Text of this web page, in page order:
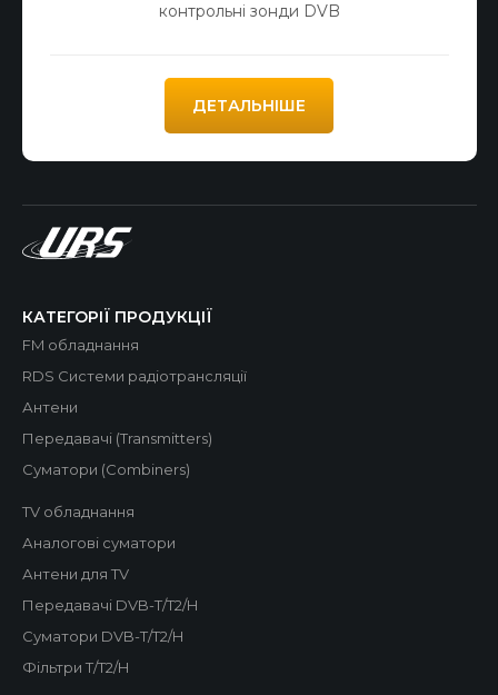
контрольні зонди DVB
ДЕТАЛЬНІШЕ
КАТЕГОРІЇ ПРОДУКЦІЇ
FM обладнання
RDS Системи радіотрансляції
Антени
Передавачі (Transmitters)
Суматори (Combiners)
TV обладнання
Аналогові суматори
Антени для TV
Передавачі DVB-T/T2/H
Суматори DVB-T/T2/H
Фільтри T/T2/H